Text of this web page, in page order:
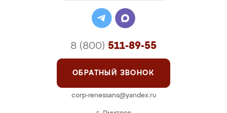
8 (800) 511-89-55
ОБРАТНЫЙ ЗВОНОК
corp-renessans@yandex.ru